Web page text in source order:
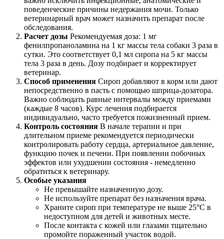
поведенческие причины недержания мочи. Только
ветеринарный врач может назначить препарат после
обследования.
Расчет дозы Рекомендуемая доза: 1 мг
фенилпропаноламина на 1 кг массы тела собаки 3 раза в
сутки. Это соответствует 0,1 мл сиропа на 5 кг массы
тела 3 раза в день. Дозу подбирает и корректирует
ветеринар.
Способ применения Сироп добавляют в корм или дают
непосредственно в пасть с помощью шприца-дозатора.
Важно соблюдать равные интервалы между приемами
(каждые 8 часов). Курс лечения подбирается
индивидуально, часто требуется пожизненный прием.
Контроль состояния В начале терапии и при
длительном приеме рекомендуется периодически
контролировать работу сердца, артериальное давление,
функцию почек и печени. При появлении побочных
эффектов или ухудшении состояния - немедленно
обратиться к ветеринару.
Особые указания
Не превышайте назначенную дозу.
Не используйте препарат без назначения врача.
Храните сироп при температуре не выше 25°C в
недоступном для детей и животных месте.
После контакта с кожей или глазами тщательно
промойте пораженный участок водой.